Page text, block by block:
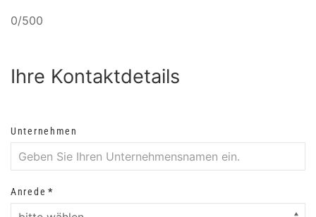
0/500
Ihre Kontaktdetails
Unternehmen
Anrede *